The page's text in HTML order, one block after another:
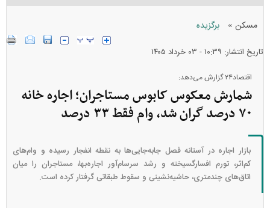
مسکن » برگزیده
تاریخ انتشار: ۱۰:۳۹ - ۰۳ خرداد ۱۴۰۵
اقتصاد۲۴ گزارش می‌دهد:
شمارش معکوس کابوس مستاجران؛ اجاره‌ خانه
۷۰ درصد گران شد، وام فقط ۳۳ درصد
بازار اجاره در آستانه فصل جابه‌جایی‌ها به نقطه انفجار رسیده و وام‌های
کم‌اثر، تورم افسارگسیخته و رشد سرسام‌آور اجاره‌بها، مستاجران را میان
اتاق‌های چندمتری، حاشیه‌نشینی و سقوط طبقاتی گرفتار کرده است.